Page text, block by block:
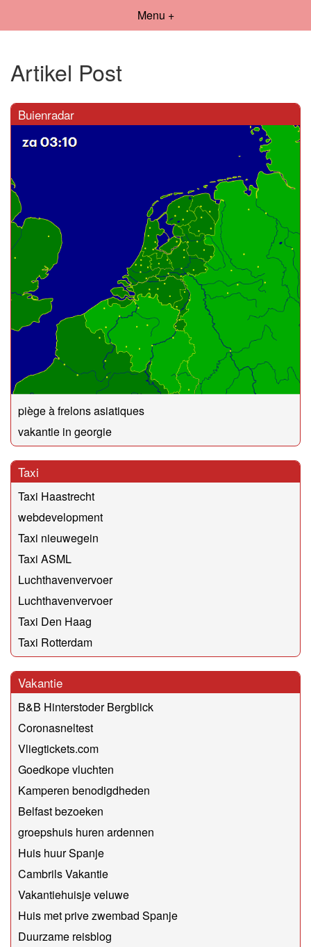
Menu +
Artikel Post
Buienradar
piège à frelons asiatiques
vakantie in georgie
Taxi
Taxi Haastrecht
webdevelopment
Taxi nieuwegein
Taxi ASML
Luchthavenvervoer
Luchthavenvervoer
Taxi Den Haag
Taxi Rotterdam
Vakantie
B&B Hinterstoder Bergblick
Coronasneltest
Vliegtickets.com
Goedkope vluchten
Kamperen benodigdheden
Belfast bezoeken
groepshuis huren ardennen
Huis huur Spanje
Cambrils Vakantie
Vakantiehuisje veluwe
Huis met prive zwembad Spanje
Duurzame reisblog